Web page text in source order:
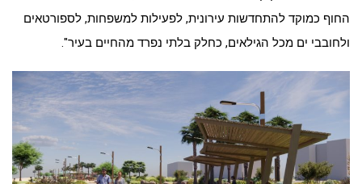
החוף כמוקד להתחדשות עירונית, לפעילות למשפחות, לספורטאים
ולחובבי ים מכל הגילאים, כחלק בלתי נפרד מהחיים בעיר".